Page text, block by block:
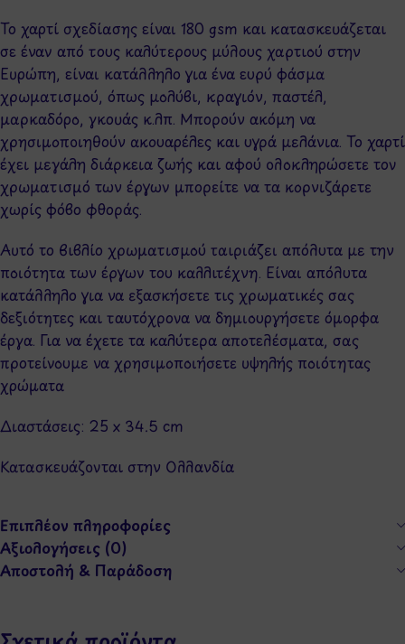
Το χαρτί σχεδίασης είναι 180 gsm και κατασκευάζεται
σε έναν από τους καλύτερους μύλους χαρτιού στην
Ευρώπη, είναι κατάλληλο για ένα ευρύ φάσμα
χρωματισμού, όπως μολύβι, κραγιόν, παστέλ,
μαρκαδόρο, γκουάς κ.λπ. Μπορούν ακόμη να
χρησιμοποιηθούν ακουαρέλες και υγρά μελάνια. Το χαρτί
έχει μεγάλη διάρκεια ζωής και αφού ολοκληρώσετε τον
χρωματισμό των έργων μπορείτε να τα κορνιζάρετε
χωρίς φόβο φθοράς.
Αυτό το βιβλίο χρωματισμού ταιριάζει απόλυτα με την
ποιότητα των έργων του καλλιτέχνη. Είναι απόλυτα
κατάλληλο για να εξασκήσετε τις χρωματικές σας
δεξιότητες και ταυτόχρονα να δημιουργήσετε όμορφα
έργα. Για να έχετε τα καλύτερα αποτελέσματα, σας
προτείνουμε να χρησιμοποιήσετε υψηλής ποιότητας
χρώματα
Διαστάσεις: 25 x 34.5 cm
Κατασκευάζονται στην Ολλανδία
Επιπλέον πληροφορίες
Αξιολογήσεις (0)
Αποστολή & Παράδοση